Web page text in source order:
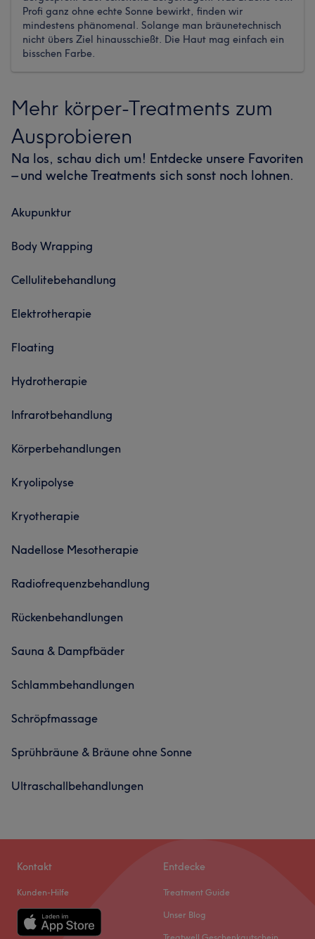
Profi ganz ohne echte Sonne bewirkt, finden wir
mindestens phänomenal. Solange man bräunetechnisch
nicht übers Ziel hinausschießt. Die Haut mag einfach ein
bisschen Farbe.
Mehr körper-Treatments zum
Ausprobieren
Na los, schau dich um! Entdecke unsere Favoriten
– und welche Treatments sich sonst noch lohnen.
Akupunktur
Body Wrapping
Cellulitebehandlung
Elektrotherapie
Floating
Hydrotherapie
Infrarotbehandlung
Körperbehandlungen
Kryolipolyse
Kryotherapie
Nadellose Mesotherapie
Radiofrequenzbehandlung
Rückenbehandlungen
Sauna & Dampfbäder
Schlammbehandlungen
Schröpfmassage
Sprühbräune & Bräune ohne Sonne
Ultraschallbehandlungen
Kontakt
Kunden-Hilfe
Entdecke
Treatment Guide
Unser Blog